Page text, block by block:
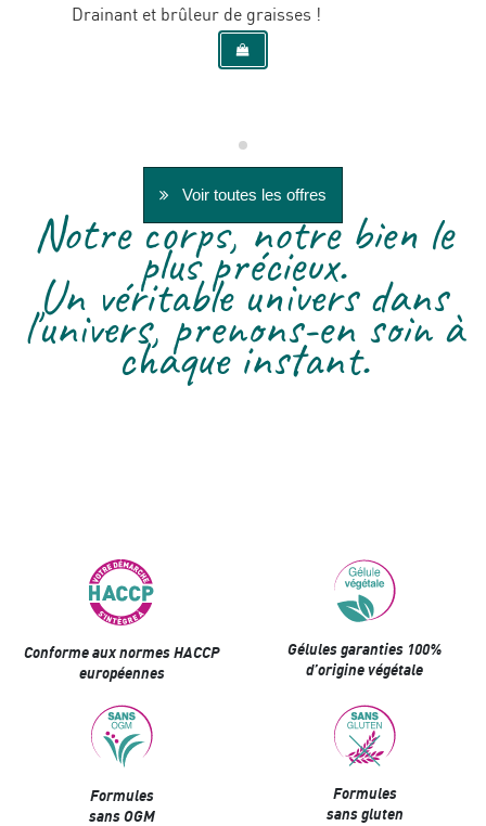
Drainant et brûleur de graisses !
Voir toutes les offres
Notre corps, notre bien le
plus précieux.
Un véritable univers dans
l'univers, prenons-en soin à
chaque instant.
Conforme aux normes HACCP
européennes
Gélules garanties 100%
d’origine végétale
Formules
sans OGM
Formules
sans gluten